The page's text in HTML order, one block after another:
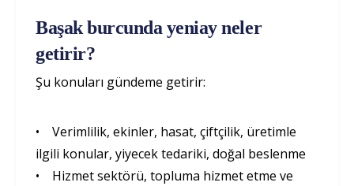
Başak burcunda yeniay neler
getirir?
Şu konuları gündeme getirir:
• Verimlilik, ekinler, hasat, çiftçilik, üretimle
ilgili konular, yiyecek tedariki, doğal beslenme
• Hizmet sektörü, topluma hizmet etme ve